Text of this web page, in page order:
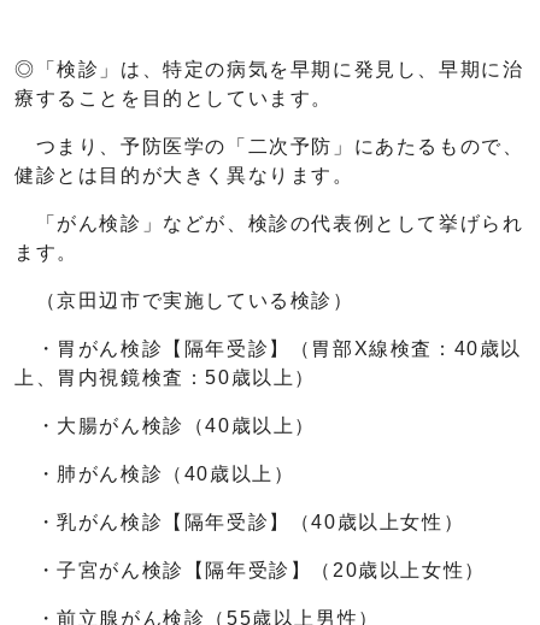
◎「検診」は、特定の病気を早期に発見し、早期に治
療することを目的としています。
つまり、予防医学の「二次予防」にあたるもので、
健診とは目的が大きく異なります。
「がん検診」などが、検診の代表例として挙げられ
ます。
（京田辺市で実施している検診）
・胃がん検診【隔年受診】（胃部X線検査：40歳以
上、胃内視鏡検査：50歳以上）
・大腸がん検診（40歳以上）
・肺がん検診（40歳以上）
・乳がん検診【隔年受診】（40歳以上女性）
・子宮がん検診【隔年受診】（20歳以上女性）
・前立腺がん検診（55歳以上男性）